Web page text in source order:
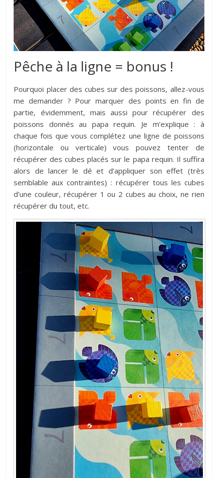
Pêche à la ligne = bonus !
Pourquoi placer des cubes sur des poissons, allez-vous
me demander ? Pour marquer des points en fin de
partie, évidemment, mais aussi pour récupérer des
poissons donnés au papa requin. Je m’explique : à
chaque fois que vous complétez une ligne de poissons
(horizontale ou verticale) vous pouvez tenter de
récupérer des cubes placés sur le papa requin. Il suffira
alors de lancer le dé et d’appliquer son effet (très
semblable aux contraintes) : récupérer tous les cubes
d’une couleur, récupérer 1 ou 2 cubes au choix, ne rien
récupérer du tout, etc.